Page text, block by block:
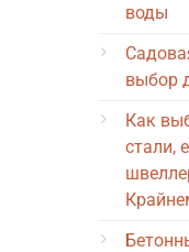
воды
выбор
Как
стали,